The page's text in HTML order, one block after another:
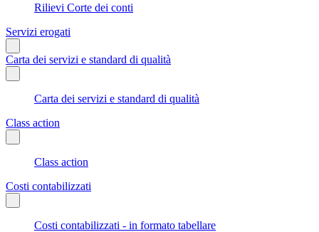
Rilievi Corte dei conti
Servizi erogati
Carta dei servizi e standard di qualità
Carta dei servizi e standard di qualità
Class action
Class action
Costi contabilizzati
Costi contabilizzati - in formato tabellare